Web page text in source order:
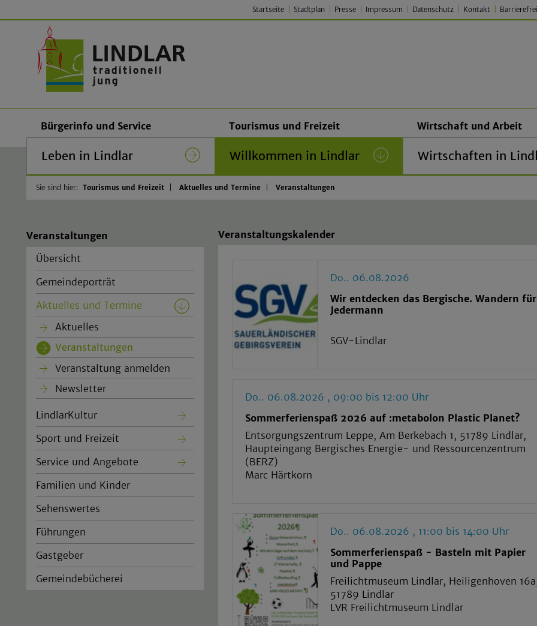
Startseite Stadtplan Presse Impressum Datenschutz Kontakt
Bürgerinfo und Service
Leben in Lindlar
Tourismus und Freizeit
Willkommen in Lindlar (current)
Wirtschaft und Arbeit
Wirtschaften in
Sie sind hier: Tourismus und Freizeit Aktuelles und Termine Veranstaltungen
Veranstaltungen
Übersicht
Gemeindeporträt
Aktuelles und Termine
Aktuelles
Veranstaltungen
Veranstaltung anmelden
Newsletter
LindlarKultur
Sport und Freizeit
Service und Angebote
Familien und Kinder
Sehenswertes
Führungen
Gastgeber
Gemeindebücherei
Veranstaltungskalender
Do.. 06.08.2026
Wir entdecken das Bergische. Wandern für
Jedermann
SGV-Lindlar
Do.. 06.08.2026 , 09:00 bis 12:00 Uhr
Sommerferienspaß 2026 auf :metabolon Plastic Planet?
Entsorgungszentrum Leppe, Am Berkebach 1, 51789 Lindlar,
Haupteingang Bergisches Energie- und Ressourcenzentrum
(BERZ)
Marc Härtkorn
Do.. 06.08.2026 , 11:00 bis 14:00 Uhr
Sommerferienspaß - Basteln mit Papier
und Pappe
Freilichtmuseum Lindlar, Heiligenhoven
51789 Lindlar
LVR Freilichtmuseum Lindlar